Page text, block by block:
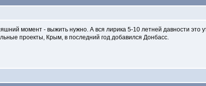
момент - выжить нужно. А вся лирика 5-10 летней давности
проекты, Крым, в последний год добавился Донбасс.